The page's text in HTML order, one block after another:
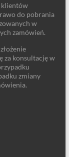
klientów
do pobrania
w
zamówień.
za konsultację w
zmiany